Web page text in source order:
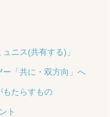
ニス(共有する)」
「共に・双方向」へ
もたらすもの
ト